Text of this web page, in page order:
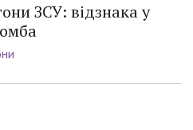
ЗСУ: відзнака у